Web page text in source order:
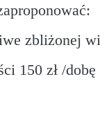
zbliżonej
150 zł /